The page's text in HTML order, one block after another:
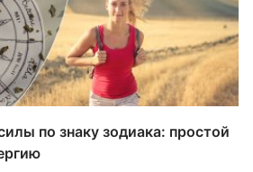
по знаку зодиака: простой